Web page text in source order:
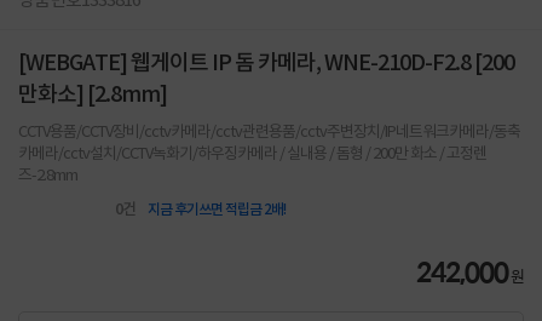
[WEBGATE] 웹게이트 IP 돔 카메라, WNE-210D-F2.8 [200
만화소] [2.8mm]
CCTV용품/CCTV장비/cctv카메라/cctv관련용품/cctv주변장치/IP네트워크카메라/동축
카메라/cctv설치/CCTV녹화기/하우징카메라 / 실내용 / 돔형 / 200만 화소 / 고정렌
즈-2.8mm
0건 지금 후기쓰면 적립금 2배!
242,000원